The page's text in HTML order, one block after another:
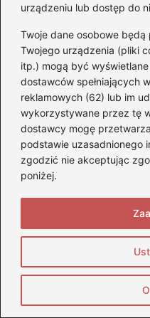
urządzeniu lub dostęp do
Twoje dane osobowe
Twojego urządzenia (pliki
itp.) mogą być
dostawców spełniających
reklamowych (62) lub im
wykorzystywane przez tę
dostawcy mogę
podstawie uzasadnionego
zgodzić nie akceptując
poniżej.
Jak dobrać
sprzęgła do
Skuteczne
gumy do żucia z
Bezpieczeństwo
samochodowego
Kroki konstrukcji
przechylania
Materiały i
Samodzielna